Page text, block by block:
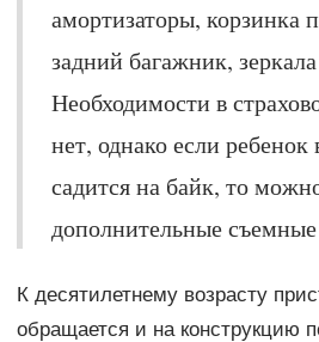
амортизаторы, корзинка
задний багажник,
Необходимости в
нет, однако если ребенок
садится на байк, то
дополнительные
К десятилетнему возрасту
обращается и на конструкцию